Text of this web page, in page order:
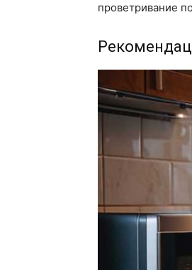
проветривание